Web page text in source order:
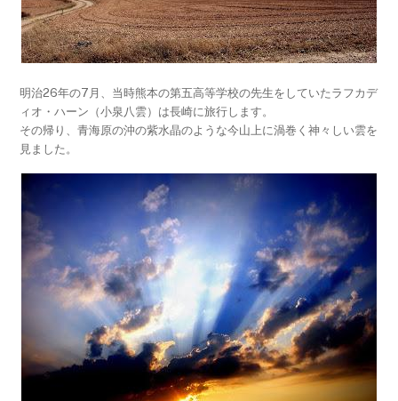
明治26年の7月、当時熊本の第五高等学校の先生をしていたラフカデ
ィオ・ハーン（小泉八雲）は長崎に旅行します。
その帰り、青海原の沖の紫水晶のような今山上に渦巻く神々しい雲を
見ました。